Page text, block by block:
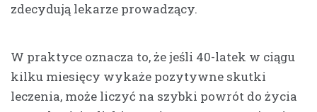
zdecydują lekarze prowadzący.
W praktyce oznacza to, że jeśli 40-latek w ciągu
kilku miesięcy wykaże pozytywne skutki
leczenia, może liczyć na szybki powrót do życia